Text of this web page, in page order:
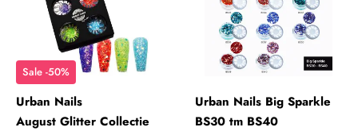
Sale -50%
Urban Nails
August Glitter Collectie
Urban Nails Big Sparkle
BS30 tm BS40